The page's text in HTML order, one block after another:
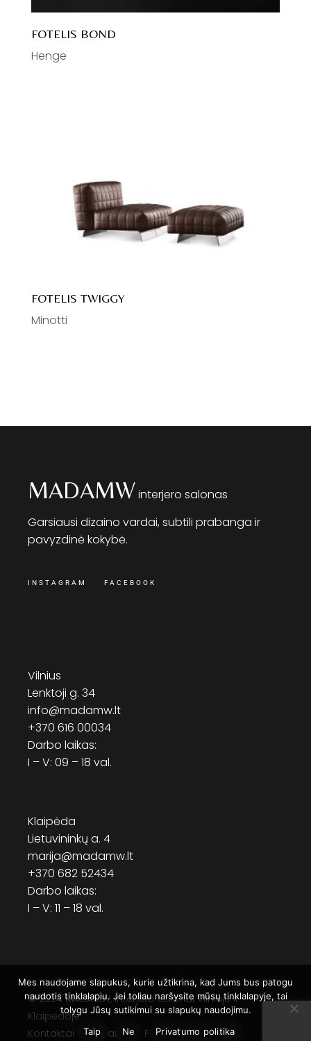
FOTELIS BOND
Henge
FOTELIS TWIGGY
Minotti
MADAMWinterjero salonas
Garsiausi dizaino vardai, subtili prabanga ir
pavyzdinė kokybė.
INSTAGRAM FACEBOOK
Vilnius
Lenktoji g. 34
info@madamw.lt
+370 616 00034
Darbo laikas:
I – V: 09 – 18 val.
Klaipėda
Lietuvininkų a. 4
marija@madamw.lt
+370 682 52434
Darbo laikas:
I – V: 11 – 18 val.
© 2024MADAMW, Interjero salonai Vilniuje ir
Klaipėdoje.
Kontaktai
Privatumo Politika
Mes naudojame slapukus, kurie užtikrina, kad Jums bus patogu
naudotis tinklalapiu. Jei toliau naršysite mūsų tinklalapyje, tai
tolygu Jūsų sutikimui su slapukų naudojimu.
Taip
Ne Privatumo politika